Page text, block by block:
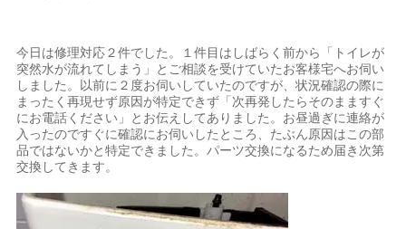
今日は修理対応２件でした。１件目はしばらく前から「トイレが
突然水が流れてしまう」とご相談を受けていたお客様宅へお伺い
しました。以前に２度お伺いしていたのですが、状況確認の際に
まったく再現せず原因が特定できず「次再発したらそのまますぐ
にお電話ください」とお伝えしてありました。お昼過ぎに連絡が
入ったのですぐに確認にお伺いしたところ、たぶん原因はこの部
品ではないかと特定できました。パーツ交換になるため届き次第
交換してきます。